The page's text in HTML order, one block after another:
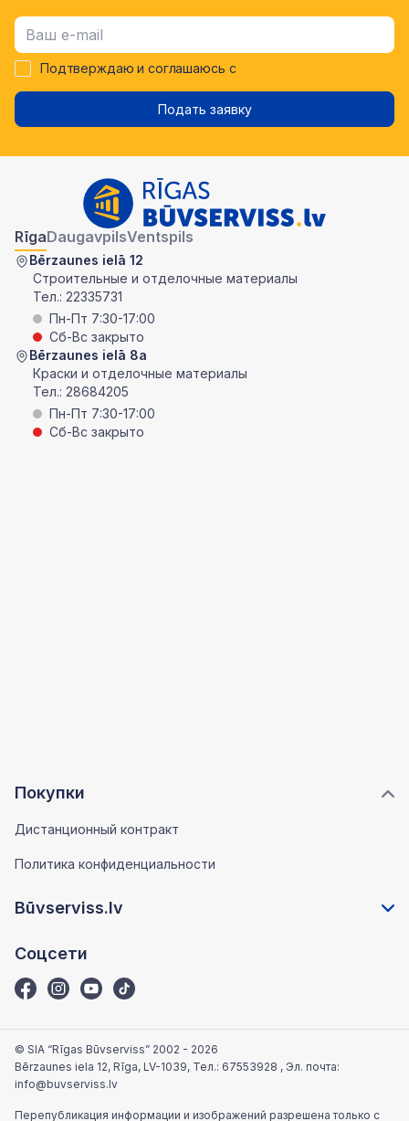
Подтверждаю и соглашаюсь с
Подать заявку
Покупки
Дистанционный контракт
Политика конфиденциальности
Būvserviss.lv
Соцсети
RīgaDaugavpilsVentspils
Bērzaunes ielā 12
Строительные и отделочные материалы
Тел.: 22335731
Пн-Пт 7:30-17:00
Сб-Вс закрыто
Bērzaunes ielā 8a
Краски и отделочные материалы
Тел.: 28684205
Пн-Пт 7:30-17:00
Сб-Вс закрыто
© SIA “Rīgas Būvserviss” 2002 - 2026
Bērzaunes iela 12, Rīga, LV-1039, Тел.: 67553928 , Эл. почта:
info@buvserviss.lv
Перепубликация информации и изображений разрешена только с